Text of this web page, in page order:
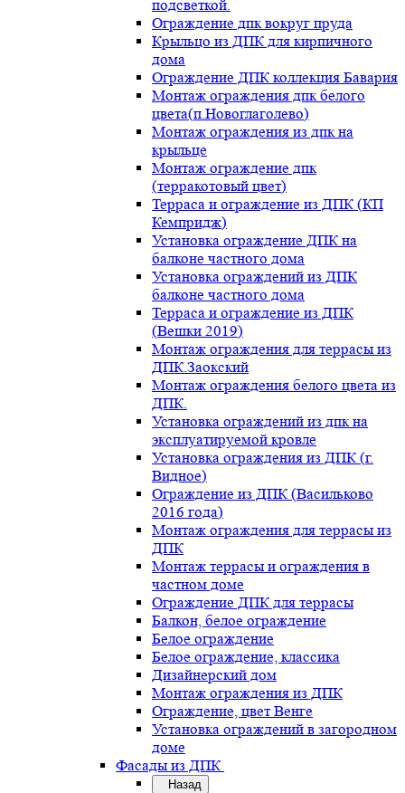
подсветкой.
Ограждение дпк вокруг пруда
Крыльцо из ДПК для кирпичного
дома
Ограждение ДПК коллекция Бавария
Монтаж ограждения дпк белого
цвета(п.Новоглаголево)
Монтаж ограждения из дпк на
крыльце
Монтаж ограждение дпк
(терракотовый цвет)
Терраса и ограждение из ДПК (КП
Кемпридж)
Установка ограждение ДПК на
балконе частного дома
Установка ограждений из ДПК
балконе частного дома
Терраса и ограждение из ДПК
(Вешки 2019)
Монтаж ограждения для террасы из
ДПК.Заокский
Монтаж ограждения белого цвета из
ДПК.
Установка ограждений из дпк на
эксплуатируемой кровле
Установка ограждения из ДПК (г.
Видное)
Ограждение из ДПК (Васильково
2016 года)
Монтаж ограждения для террасы из
ДПК
Монтаж террасы и ограждения в
частном доме
Ограждение ДПК для террасы
Балкон, белое ограждение
Белое ограждение
Белое ограждение, классика
Дизайнерский дом
Монтаж ограждения из ДПК
Ограждение, цвет Венге
Установка ограждений в загородном
доме
Фасады из ДПК
Назад